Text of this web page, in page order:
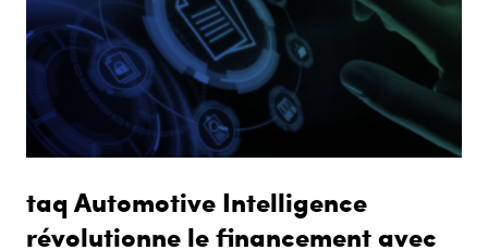
taq Automotive Intelligence
révolutionne le financement avec